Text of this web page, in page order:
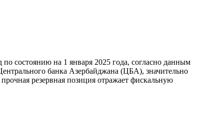
состоянию на 1 января 2025 года, согласно данным
банка Азербайджана (ЦБА), значительно
резервная позиция отражает фискальную